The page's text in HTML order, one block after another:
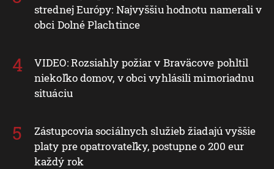
strednej Európy: Najvyššiu hodnotu namerali v
obci Dolné Plachtince
VIDEO: Rozsiahly požiar v Braväcove pohltil
niekoľko domov, v obci vyhlásili mimoriadnu
situáciu
Zástupcovia sociálnych služieb žiadajú vyššie
platy pre opatrovateľky, postupne o 200 eur
každý rok